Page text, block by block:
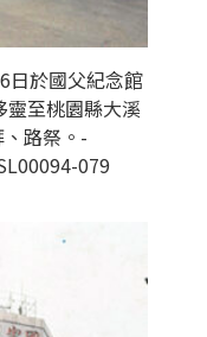
日於國父紀念館
靈至桃園縣大溪
路祭。-
079